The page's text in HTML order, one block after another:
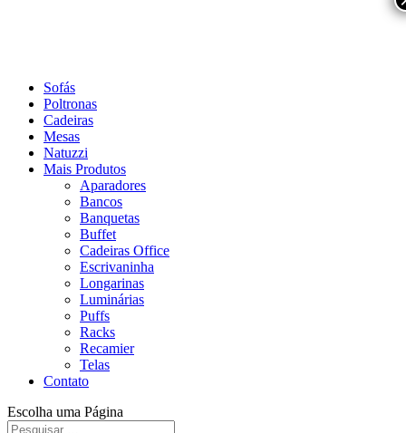
Sofás
Poltronas
Cadeiras
Mesas
Natuzzi
Mais Produtos
Aparadores
Bancos
Banquetas
Buffet
Cadeiras Office
Escrivaninha
Longarinas
Luminárias
Puffs
Racks
Recamier
Telas
Contato
Escolha uma Página